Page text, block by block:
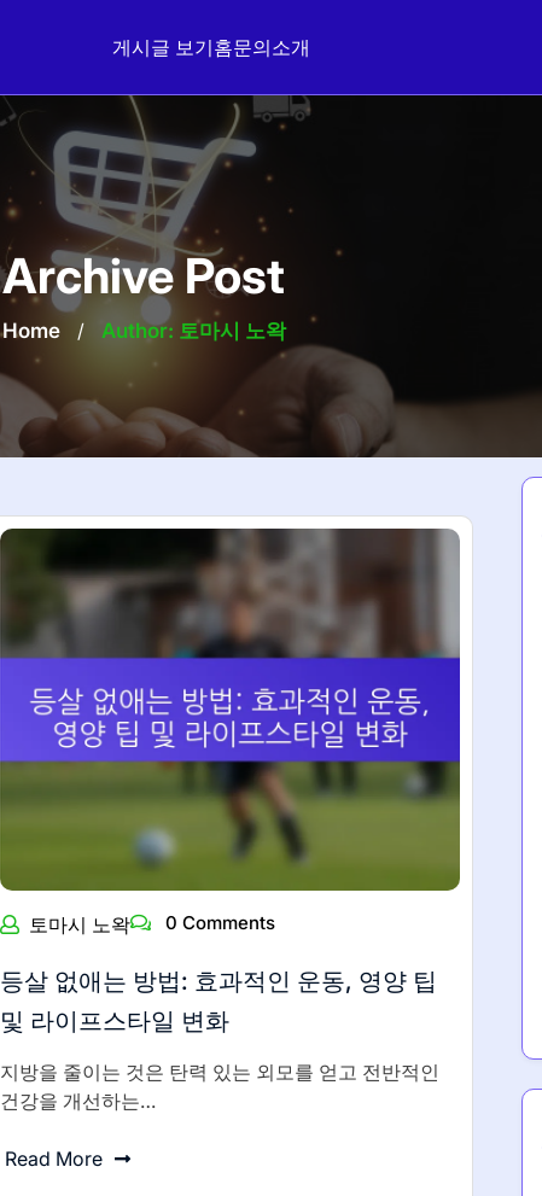
게시글 보기홈문의소개
Archive Post
Home / Author: 토마시 노왁
토마시 노왁 0 Comments
등살 없애는 방법: 효과적인 운동, 영양 팁
및 라이프스타일 변화
지방을 줄이는 것은 탄력 있는 외모를 얻고 전반적인
건강을 개선하는…
Read More